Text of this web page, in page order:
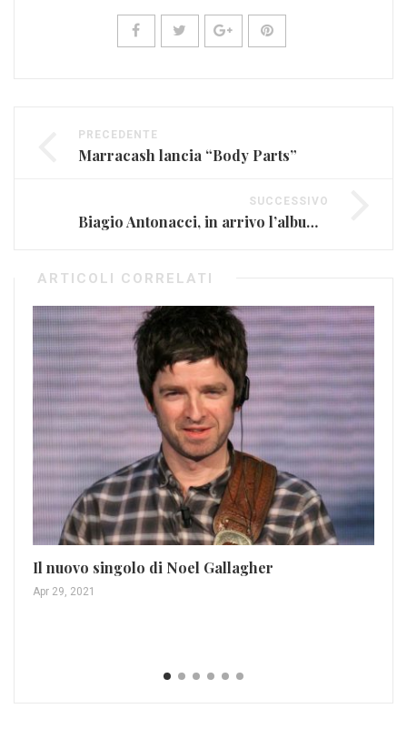
PRECEDENTE
Marracash lancia “Body Parts”
SUCCESSIVO
Biagio Antonacci, in arrivo l’album ‘Chiaramente visibili dallo spazio’
ARTICOLI CORRELATI
Il nuovo singolo di Noel Gallagher
Apr 29, 2021